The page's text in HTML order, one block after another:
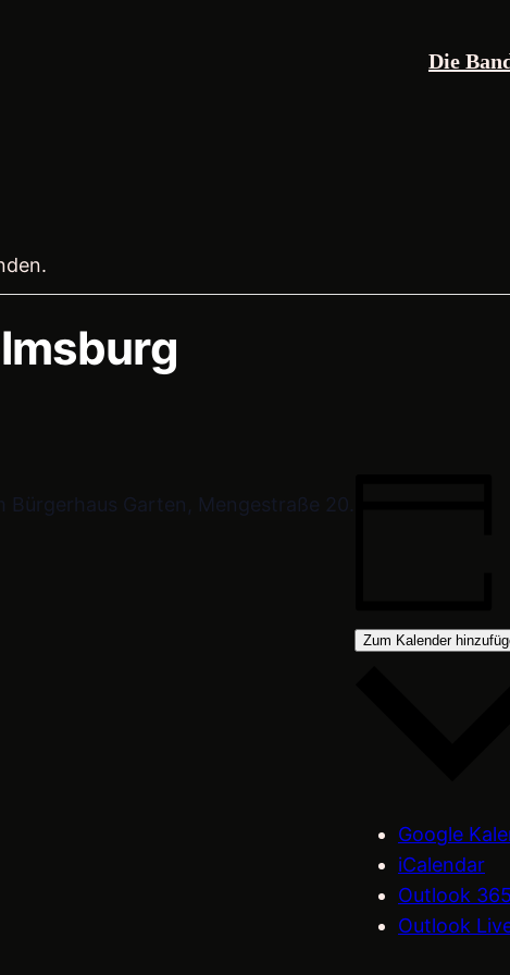
Die
Bürgerhaus Garten, Mengestraße 20.
Zum Kalender
Google
iCalendar
Outlook 365
Outlook